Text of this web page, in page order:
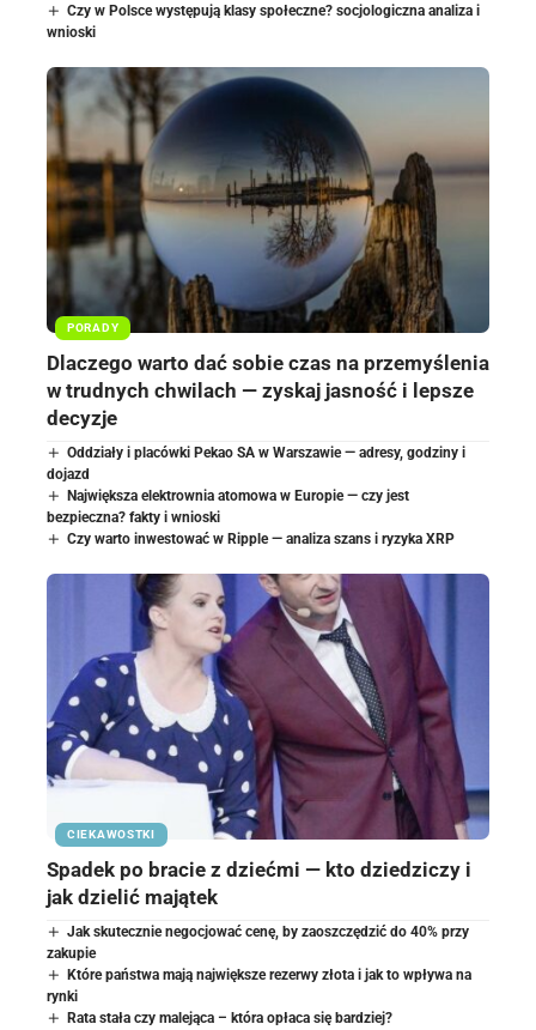
Czy w Polsce występują klasy społeczne? socjologiczna analiza i
wnioski
PORADY
Dlaczego warto dać sobie czas na przemyślenia
w trudnych chwilach — zyskaj jasność i lepsze
decyzje
Oddziały i placówki Pekao SA w Warszawie — adresy, godziny i
dojazd
Największa elektrownia atomowa w Europie — czy jest
bezpieczna? fakty i wnioski
Czy warto inwestować w Ripple — analiza szans i ryzyka XRP
CIEKAWOSTKI
Spadek po bracie z dziećmi — kto dziedziczy i
jak dzielić majątek
Jak skutecznie negocjować cenę, by zaoszczędzić do 40% przy
zakupie
Które państwa mają największe rezerwy złota i jak to wpływa na
rynki
Rata stała czy malejąca – która opłaca się bardziej?